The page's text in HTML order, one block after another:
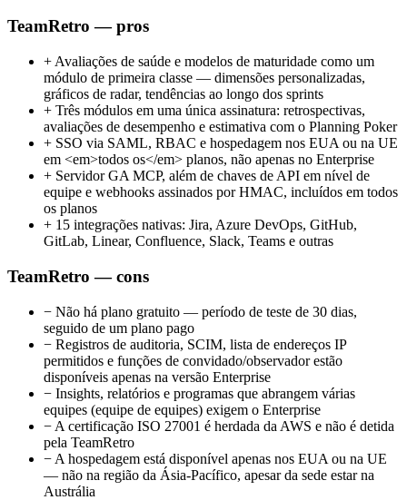
TeamRetro — pros
+ Avaliações de saúde e modelos de maturidade como um
módulo de primeira classe — dimensões personalizadas,
gráficos de radar, tendências ao longo dos sprints
+ Três módulos em uma única assinatura: retrospectivas,
avaliações de desempenho e estimativa com o Planning Poker
+ SSO via SAML, RBAC e hospedagem nos EUA ou na UE
em <em>todos os</em> planos, não apenas no Enterprise
+ Servidor GA MCP, além de chaves de API em nível de
equipe e webhooks assinados por HMAC, incluídos em todos
os planos
+ 15 integrações nativas: Jira, Azure DevOps, GitHub,
GitLab, Linear, Confluence, Slack, Teams e outras
TeamRetro — cons
− Não há plano gratuito — período de teste de 30 dias,
seguido de um plano pago
− Registros de auditoria, SCIM, lista de endereços IP
permitidos e funções de convidado/observador estão
disponíveis apenas na versão Enterprise
− Insights, relatórios e programas que abrangem várias
equipes (equipe de equipes) exigem o Enterprise
− A certificação ISO 27001 é herdada da AWS e não é detida
pela TeamRetro
− A hospedagem está disponível apenas nos EUA ou na UE
— não na região da Ásia-Pacífico, apesar da sede estar na
Austrália